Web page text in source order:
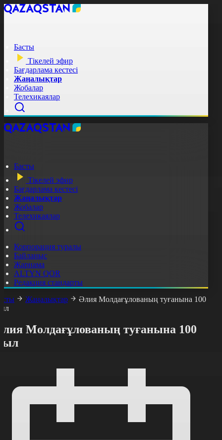
Басты
Тікелей эфир
Бағдарлама кестесі
Жаңалықтар
Жобалар
Телехикаялар
Басты
Тікелей эфир
Бағдарлама кестесі
Жаңалықтар
Жобалар
Телехикаялар
Корпорация туралы
Байланыс
Жарнама
ALTYN QOR
Редакция стандарты
Жаңалықтар
Әлия Молдағұлованың туғанына 100
Молдағұлованың туғанына 100